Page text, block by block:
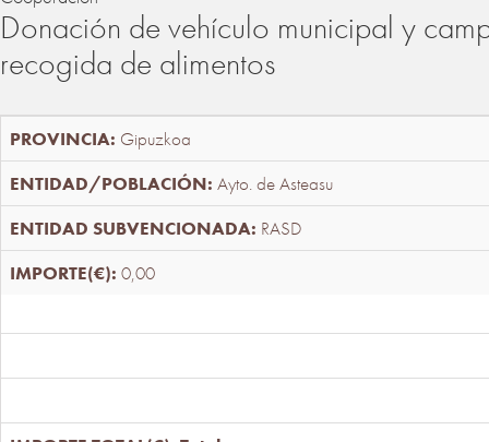
Donación de vehículo municipal y
recogida de alimentos
Gipuzkoa
Ayto. de Asteasu
RASD
0,00